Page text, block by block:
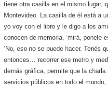
tiene otra casilla en el mismo lugar,
Montevideo. La casilla de él está a
yo voy con el libro y le digo a los
conocen de memoria, ‘mirá, ponele
‘No, eso no se puede hacer. Tenés
entonces… recorrer ese metro y
demás gráfica, permite que la
servicios públicos en todo el